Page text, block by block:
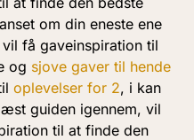
om din eneste ene
få gaveinspiration til
og sjove gaver til hende
oplevelser for 2, i kan
guiden igennem, vil
til at finde den